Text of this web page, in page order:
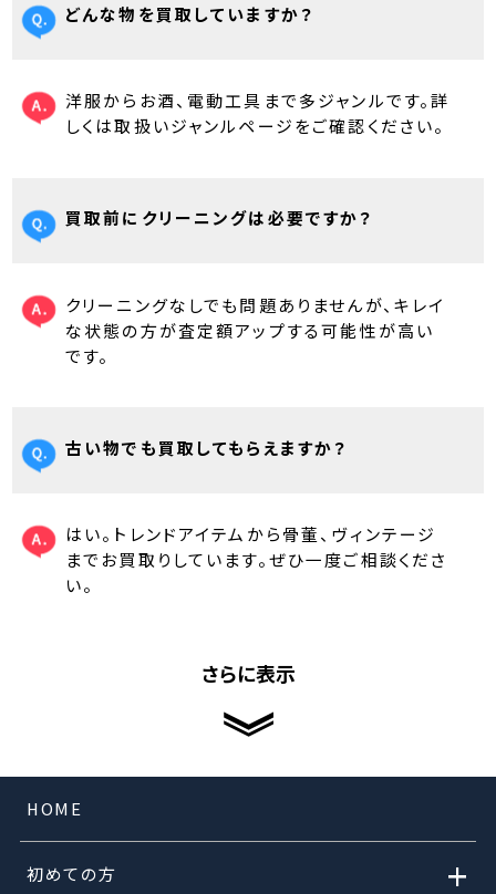
どんな物を買取していますか？
洋服からお酒、電動工具まで多ジャンルです。詳
しくは取扱いジャンルページをご確認ください。
買取前にクリーニングは必要ですか？
クリーニングなしでも問題ありませんが、キレイ
な状態の方が査定額アップする可能性が高い
です。
古い物でも買取してもらえますか？
はい。トレンドアイテムから骨董、ヴィンテージ
までお買取りしています。ぜひ一度ご相談くださ
い。
さらに表示
HOME
初めての方 +